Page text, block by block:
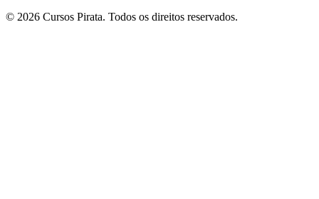
© 2026 Cursos Pirata. Todos os direitos reservados.